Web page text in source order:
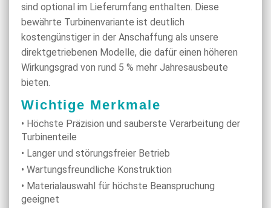
sind optional im Lieferumfang enthalten. Diese
bewährte Turbinenvariante ist deutlich
kostengünstiger in der Anschaffung als unsere
direktgetriebenen Modelle, die dafür einen höheren
Wirkungsgrad von rund 5 % mehr Jahresausbeute
bieten.
Wichtige Merkmale
• Höchste Präzision und sauberste Verarbeitung der
Turbinenteile
• Langer und störungsfreier Betrieb
• Wartungsfreundliche Konstruktion
• Materialauswahl für höchste Beanspruchung
geeignet